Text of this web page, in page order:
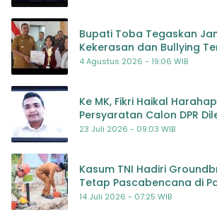
Bupati Toba Tegaskan
Kekerasan dan Bullying
Dorong Kolaborasi Seluruh
4 Agustus 2026 - 19:06 WIB
Ke MK, Fikri Haikal
Persyaratan Calon DPR
Kompetensi
23 Juli 2026 - 09:03 WIB
Kasum TNI Hadiri
Tetap Pascabencana di
Harapan Baru bagi
14 Juli 2026 - 07:25 WIB